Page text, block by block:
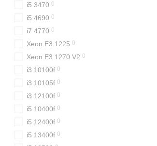
i5 3470 0
i5 4690 0
i7 4770 0
Xeon E3 1225 0
Xeon E3 1270 V2 0
i3 10100f 0
i3 10105f 0
i3 12100f 0
i5 10400f 0
i5 12400f 0
i5 13400f 0